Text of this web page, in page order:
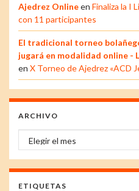
Ajedrez Onlineen Finaliza la I
con 11 participantes
El tradicional torneo
jugará en modalidad online -
en X Torneo de Ajedrez «ACD
ARCHIVO
Archivo
ETIQUETAS